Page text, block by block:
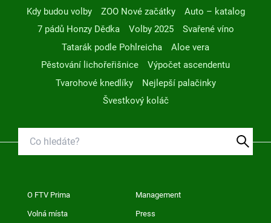
Kdy budou volby
ZOO Nové začátky
Auto – katalog
7 pádů Honzy Dědka
Volby 2025
Svařené víno
Tatarák podle Pohlreicha
Aloe vera
Pěstování lichořeřišnice
Výpočet ascendentu
Tvarohové knedlíky
Nejlepší palačinky
Švestkový koláč
O FTV Prima Management
Volná místa Press